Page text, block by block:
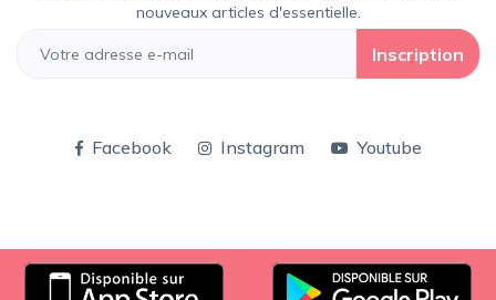
nouveaux articles d'essentielle.
Inscription
Facebook Instagram Youtube